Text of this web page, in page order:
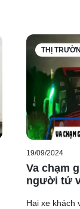
THỊ
19/09/2024
Va chạm
người tử
Hai xe khách